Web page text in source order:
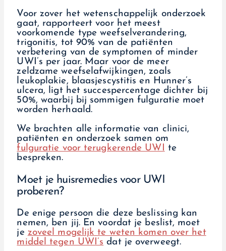
Voor zover het wetenschappelijk onderzoek
gaat, rapporteert voor het meest
voorkomende type weefselverandering,
trigonitis, tot 90% van de patiënten
verbetering van de symptomen of minder
UWI’s per jaar. Maar voor de meer
zeldzame weefselafwijkingen, zoals
leukoplakie, blaasjescystitis en Hunner’s
ulcera, ligt het succespercentage dichter bij
50%, waarbij bij sommigen fulguratie moet
worden herhaald.
We brachten alle informatie van clinici,
patiënten en onderzoek samen om
fulguratie voor terugkerende UWI te
bespreken.
Moet je huisremedies voor UWI
proberen?
De enige persoon die deze beslissing kan
nemen, ben jij. En voordat je beslist, moet
je zoveel mogelijk te weten komen over het
middel tegen UWI’s dat je overweegt.